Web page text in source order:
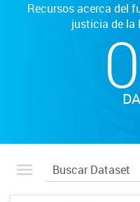
Recursos acerca del
justicia de la